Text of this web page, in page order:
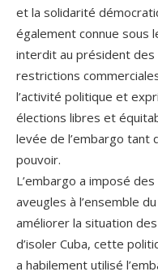
et la solidarité
également connue sous
interdit au président
restrictions
l’activité politique et
élections libres et
levée de l’embargo tant
pouvoir.
L’embargo a imposé
aveugles à l’ensemble
améliorer la situation des
d’isoler Cuba, cette
a habilement utilisé